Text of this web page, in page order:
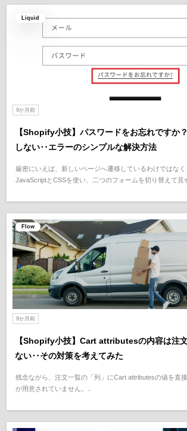
Liquid
9か月前
【Shopify小技】パスワードをお忘れですか
しない‥エラーのシンプルな解決方法
厳密にいえば、新しいページへ遷移しているわけではな
JavaScriptとCSSを使い、二つのフォームを切り替えて見
Flow
9か月前
【Shopify小技】Cart attributesの内容は注
ない‥その対策を考えてみた
残念ながら、注文一覧の「列」にCart attributesの値を直
が用意されていません。..